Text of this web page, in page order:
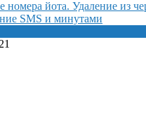
номера йота. Удаление из
SMS и минутами